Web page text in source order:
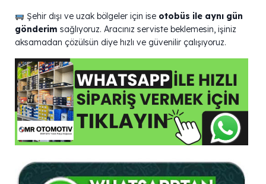
Şehir dışı ve uzak bölgeler için ise otobüs ile aynı gün
gönderim sağlıyoruz. Aracınız serviste beklemesin, işiniz
aksamadan çözülsün diye hızlı ve güvenilir çalışıyoruz.